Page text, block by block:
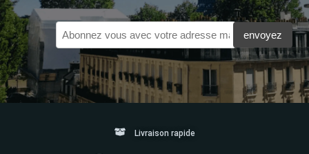
Livraison rapide